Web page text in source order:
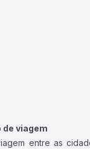
de viagem
entre as